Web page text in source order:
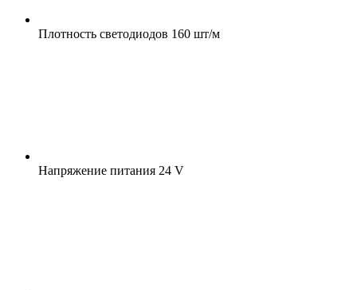
Плотность светодиодов 160 шт/м
Напряжение питания 24 V